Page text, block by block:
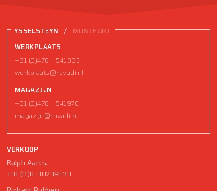
YSSELSTEYN / MONTFORT
WERKPLAATS
+31 (0)478 - 541335
werkplaats@rovadi.nl
MAGAZIJN
+31 (0)478 - 541970
magazijn@rovadi.nl
VERKOOP
Ralph Aarts:
+31 (0)6-30239533